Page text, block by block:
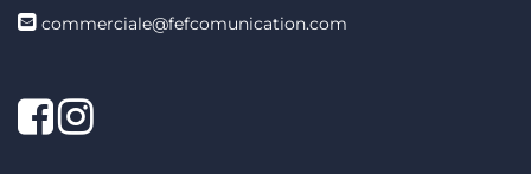
commerciale@fefcomunication.com
Facebook
Twitter